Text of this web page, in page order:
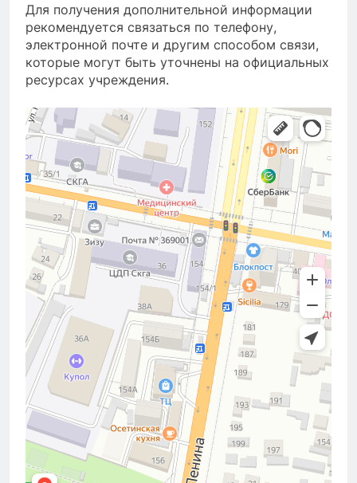
Для получения дополнительной информации
рекомендуется связаться по телефону,
электронной почте и другим способом связи,
которые могут быть уточнены на официальных
ресурсах учреждения.